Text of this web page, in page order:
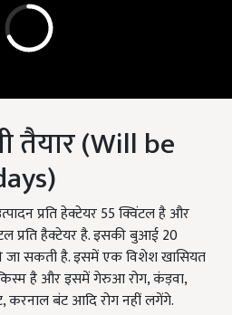
तैयार (Will be
प्रति हेक्टेयर 55 क्विंटल है और
प्रति हैक्टेयर है. इसकी बुआई 20
सकती है. इसमें एक विशेश खासियत
है और इसमें गेरुआ रोग,कंड़वा,
,करनाल बंट आदि रोग नहीं लगेंगे.